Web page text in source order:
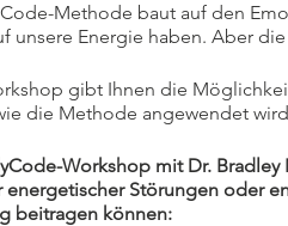
Methode baut auf den
unsere Energie haben. Aber
gibt Ihnen die
die Methode angewendet
Workshop mit Dr.
Störungen oder
beitragen können: